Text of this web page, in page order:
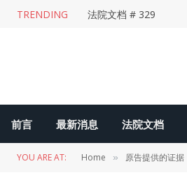
TRENDING 法院文档 # 329
前言 最新消息 法院文档
YOU ARE AT: Home » 原告提供的证据